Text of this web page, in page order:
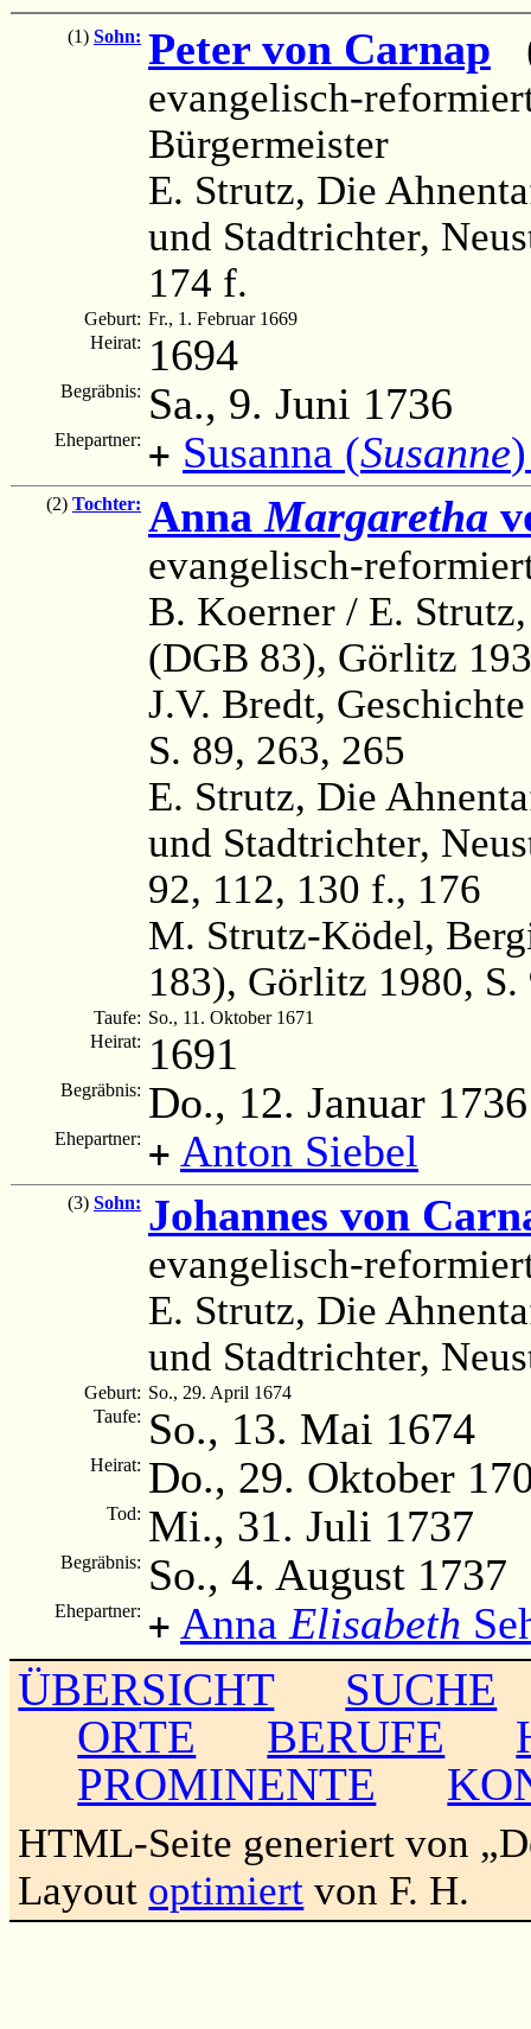
(1) Sohn: Peter von Carnap
evangelisch-
Bürgermeister
E. Strutz, Die
und Stadtrichter,
174 f.
Geburt: Fr., 1. Februar 1669
Heirat: 1694
Begräbnis: Sa., 9. Juni 1736
Ehepartner: + Susanna (Susanne
(2) Tochter: AnnaMargaretha
evangelisch-
B. Koerner / E.
(DGB 83), Görlitz
J.V. Bredt,
S. 89, 263, 265
E. Strutz, Die
und Stadtrichter,
92, 112, 130 f., 176
M. Strutz-Ködel,
183), Görlitz 1980, S.
Taufe: So., 11. Oktober 1671
Heirat: 1691
Begräbnis: Do., 12. Januar 1736
Ehepartner: + Anton Siebel
(3) Sohn: Johannes von
evangelisch-
E. Strutz, Die
und Stadtrichter,
Geburt: So., 29. April 1674
Taufe: So., 13. Mai 1674
Heirat: Do., 29. Oktober
Tod: Mi., 31. Juli 1737
Begräbnis: So., 4. August 1737
Ehepartner: + Anna Elisabeth
ÜBERSICHT
SUCHE
ORTE
BERUFE
PROMINENTE
HTML-Seite generiert von
Layout optimiert von F. H.